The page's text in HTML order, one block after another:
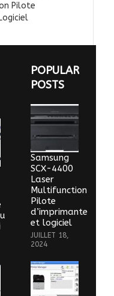
Pilote
POPULAR
POSTS
Samsung
SCX-4400
Laser
Multifunction
Pilote
d’imprimante
et logiciel
JUILLET 18,
2024